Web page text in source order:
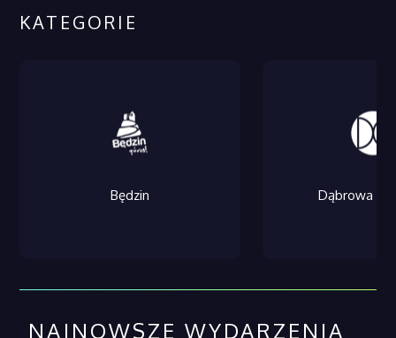
KATEGORIE
Będzin Dąbrowa
NAJNOWSZE WYDARZENIA